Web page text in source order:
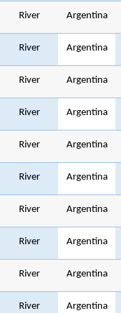
River Argentina
River Argentina
River Argentina
River Argentina
River Argentina
River Argentina
River Argentina
River Argentina
River Argentina
River Argentina